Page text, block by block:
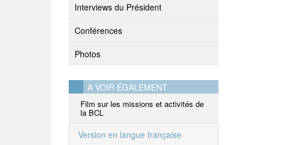
Interviews du Président
Conférences
Photos
A VOIR ÉGALEMENT
Film sur les missions et activités de
la BCL
Version en langue française